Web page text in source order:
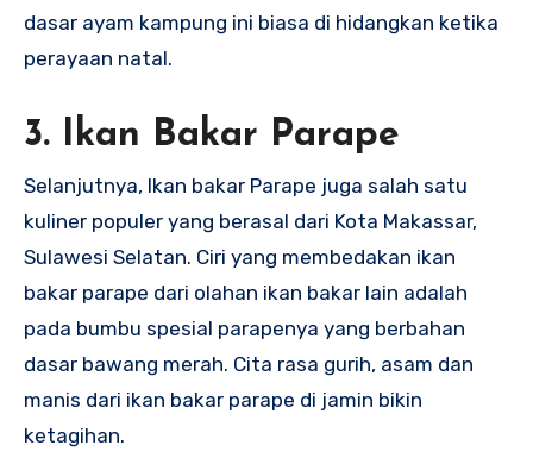
dasar ayam kampung ini biasa di hidangkan ketika
perayaan natal.
3. Ikan Bakar Parape
Selanjutnya, Ikan bakar Parape juga salah satu
kuliner populer yang berasal dari Kota Makassar,
Sulawesi Selatan. Ciri yang membedakan ikan
bakar parape dari olahan ikan bakar lain adalah
pada bumbu spesial parapenya yang berbahan
dasar bawang merah. Cita rasa gurih, asam dan
manis dari ikan bakar parape di jamin bikin
ketagihan.